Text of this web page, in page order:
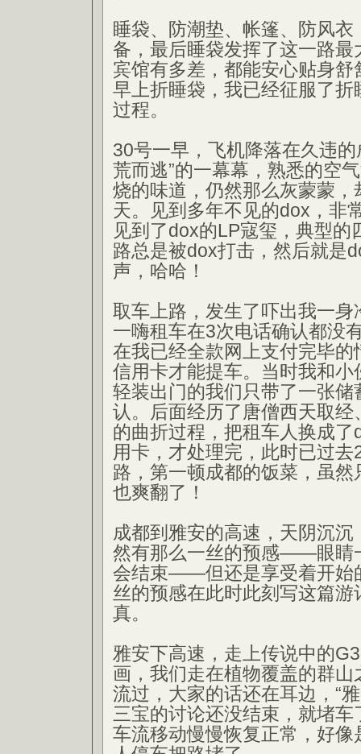
睡袋、防潮垫、帐篷、防风衣
备，最后睡袋发挥了这一路
宾馆有多差，都能安心贴身
早上折睡袋，我已经征服了折
过程。
30号一早，飞机降落在久违
荒而逃”的一幕幕，熟悉的空
烧的味道，仍然那么灰蒙蒙，
天。见到多年不见的dox，非
见到了dox的LP寇玺，典型的
路总是被dox打击，然后就是
声，哈哈！
取车上路，发生了吓出我一身
一嗨租车在3次电话确认都没
在我已经全款网上支付完毕的
信用卡才能提车。当时我和小
轻装出门的我们只带了一张储
认。后面经历了唐僧西天取
的曲折过程，把租车人换成
用卡，才处理完，此时已过
路，第一顿成都的饭菜，虽
也爽翻了！
成都到雅安的高速，天阴沉
然有那么一丝的预感——眼睛
会结束——但还是享受着开始
丝的预感在此时此刻写这篇游
真。
雅安下高速，走上传说中的
画，我们走在植物覆盖的群
流过，大家的话还在耳边，“
三宝的讨论还没结束，就堵
车流移动慢慢恢复正常，好像